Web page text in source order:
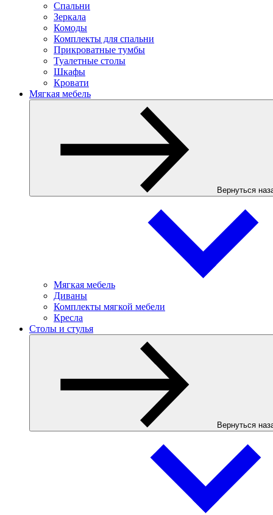
Спальни
Зеркала
Комоды
Комплекты для спальни
Прикроватные тумбы
Туалетные столы
Шкафы
Кровати
Мягкая мебель
Вернуться
Мягкая мебель
Диваны
Комплекты мягкой мебели
Кресла
Столы и стулья
Вернуться